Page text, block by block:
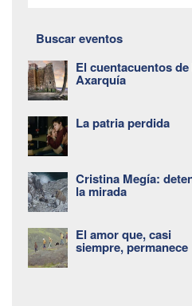
Buscar eventos
El cuentacuentos de
Axarquía
La patria perdida
Cristina Megía:
la mirada
El amor que, casi
siempre, permanece